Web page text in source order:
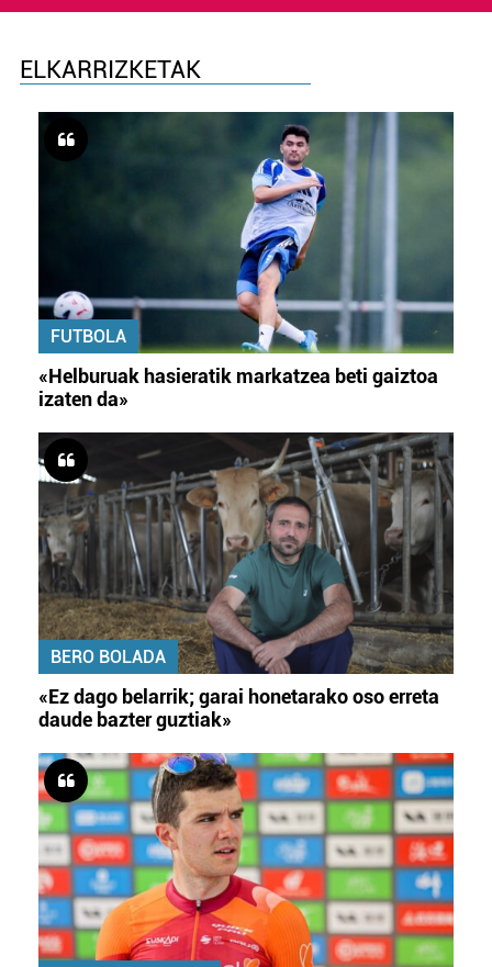
ELKARRIZKETAK
FUTBOLA
«Helburuak hasieratik markatzea beti gaiztoa
izaten da»
BERO BOLADA
«Ez dago belarrik; garai honetarako oso erreta
daude bazter guztiak»